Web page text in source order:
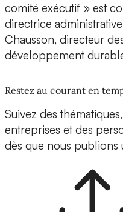
comité exécutif » est
directrice
Chausson, directeur
développement
Restez au courant en
Suivez des
entreprises et des
dès que nous publions